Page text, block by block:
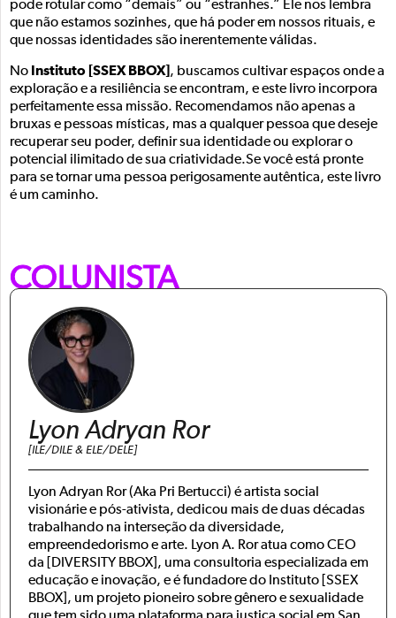
pode rotular como “demais” ou “estranhes.” Ele nos lembra
que não estamos sozinhes, que há poder em nossos rituais, e
que nossas identidades são inerentemente válidas.
No Instituto [SSEX BBOX] , buscamos cultivar espaços onde a
exploração e a resiliência se encontram, e este livro incorpora
perfeitamente essa missão. Recomendamos não apenas a
bruxas e pessoas místicas, mas a qualquer pessoa que deseje
recuperar seu poder, definir sua identidade ou explorar o
potencial ilimitado de sua criatividade.Se você está pronte
para se tornar uma pessoa perigosamente autêntica, este livro
é um caminho.
COLUNISTA
Lyon Adryan Ror
[ILE/DILE & ELE/DELE]
Lyon Adryan Ror (Aka Pri Bertucci) é artista social
visionárie e pós-ativista, dedicou mais de duas décadas
trabalhando na interseção da diversidade,
empreendedorismo e arte. Lyon A. Ror atua como CEO
da [DIVERSITY BBOX], uma consultoria especializada em
educação e inovação, e é fundadore do Instituto [SSEX
BBOX], um projeto pioneiro sobre gênero e sexualidade